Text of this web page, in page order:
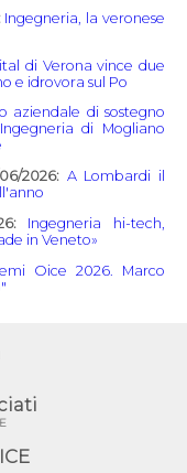
Ingegneria, la veronese
di Verona vince due
e idrovora sul Po
aziendale di sostegno
di Mogliano
2026: A Lombardi il
Ingegneria hi-tech,
in Veneto»
Oice 2026. Marco